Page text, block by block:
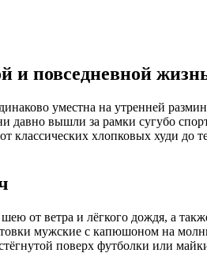
и повседневной
уместна на утренней
вышли за рамки сугубо
хлопковых худи до
ветра и лёгкого дождя, а
мужские с капюшоном на
поверх футболки или